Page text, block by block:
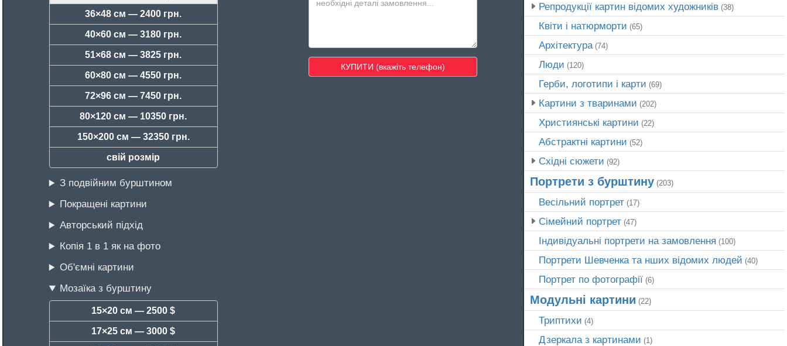
36×48 см —2400 грн.
40×60 см —3180 грн.
51×68 см —3825 грн.
60×80 см —4550 грн.
72×96 см —7450 грн.
80×120 см — 10350 грн.
150×200 см — 32350 грн.
свій розмір
З подвійним бурштином
Покращені картини
Авторський підхід
Копія 1 в 1 як на фото
Об'ємні картини
Мозаїка з бурштину
15×20 см —2500 $
17×25 см —3000 $
Репродукції картин відомих художників(38)
Квіти і натюрморти (65)
Архітектура(74)
Люди (120)
Герби, логотипи і карти (69)
Картини з тваринами (202)
Християнські картини (22)
Абстрактні картини (52)
Східні сюжети (92)
Портрети з бурштину(203)
Весільний портрет(17)
Сімейний портрет(47)
Індивідуальні портрети на замовлення (100)
Портрети Шевченка та нших відомих людей (40)
Портрет по фотографії (6)
Модульні картини (22)
Триптихи (4)
Дзеркала з картинами (1)